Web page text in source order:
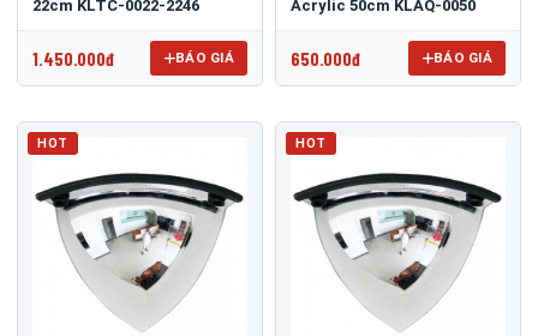
22cm KLTC-0022-2246
1.450.000đ BÁO GIÁ
Acrylic 50cm KLAQ-0050
650.000đ BÁO GIÁ
HOT HOT